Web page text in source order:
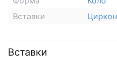
Вставки
Циркон
Вставки